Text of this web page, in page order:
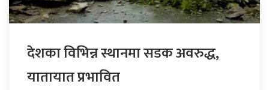
देशका विभिन्न स्थानमा सडक अवरुद्ध,
यातायात प्रभावित